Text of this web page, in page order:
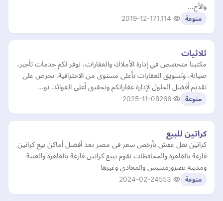
والأج…
منوعة 2019-12-17
ثلاثيات
مكتبنا متخصص في إدارة الأملاك والعقارات، نوفر لكم خدمات تأجير،
صيانة، وتسويق العقارات بأعلى مستوى من الاحترافية. نحرص على
تقديم أفضل الحلول لإدارة عقاراتكم وتحقيق أعلى العوائد. تو…
منوعة 2025-11-08
كراتين للبيع
كراتين نقل عفش بأرخص سعر فى مصر نعد أفضل أماكن بيع كراتين
فارغة بالقاهرة والمحافظات نقوم ببيع كراتين فارغة بالقاهرة والعتبة
ومدينة نصرورمسيس والمعادي وغيرها
منوعة 2024-02-24